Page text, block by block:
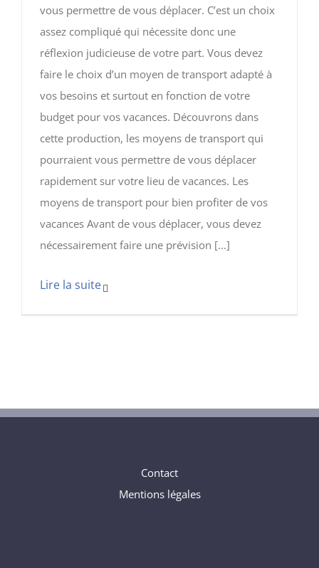
vous permettre de vous déplacer. C’est un choix
assez compliqué qui nécessite donc une
réflexion judicieuse de votre part. Vous devez
faire le choix d’un moyen de transport adapté à
vos besoins et surtout en fonction de votre
budget pour vos vacances. Découvrons dans
cette production, les moyens de transport qui
pourraient vous permettre de vous déplacer
rapidement sur votre lieu de vacances. Les
moyens de transport pour bien profiter de vos
vacances Avant de vous déplacer, vous devez
nécessairement faire une prévision [...]
Contact
Mentions légales